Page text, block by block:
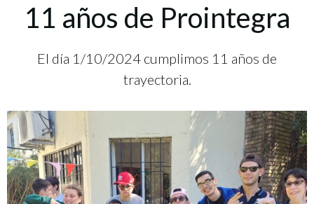
11 años de Prointegra
El día 1/10/2024 cumplimos 11 años de
trayectoria.